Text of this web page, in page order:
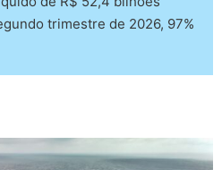
trimestre de 2026, 97%